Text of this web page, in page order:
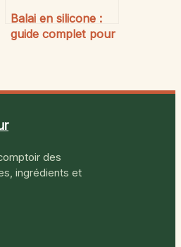
Balai en silicone :
guide complet pour
des
ingrédients et